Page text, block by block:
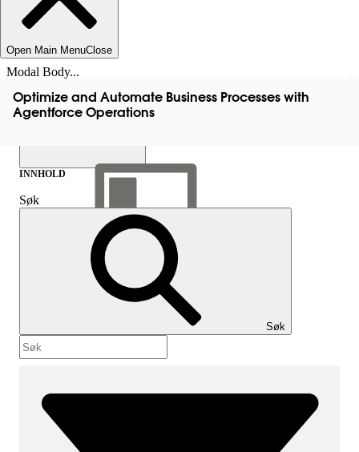
Open Main MenuClose
Modal Body...
Optimize and Automate Business Processes with
Agentforce Operations
Vis innholdsfortegnelse
Innhold
INNHOLD
Søk
Søk